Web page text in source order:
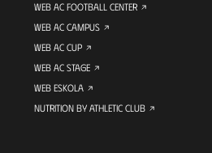
WEB AC FOOTBALL CENTER
WEB AC CAMPUS
WEB AC CUP
WEB AC STAGE
WEB ESKOLA
NUTRITION BY ATHLETIC CLUB